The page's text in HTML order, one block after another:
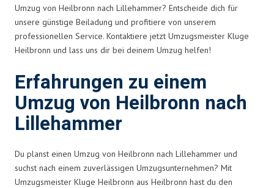
Umzug von Heilbronn nach Lillehammer? Entscheide dich für
unsere günstige Beiladung und profitiere von unserem
professionellen Service. Kontaktiere jetzt Umzugsmeister Kluge
Heilbronn und lass uns dir bei deinem Umzug helfen!
Erfahrungen zu einem
Umzug von Heilbronn nach
Lillehammer
Du planst einen Umzug von Heilbronn nach Lillehammer und
suchst nach einem zuverlässigen Umzugsunternehmen? Mit
Umzugsmeister Kluge Heilbronn aus Heilbronn hast du den